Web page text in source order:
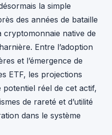
la simple
des années de bataille
cryptomonnaie native de
Entre l’adoption
et l’émergence de
ETF, les projections
réel de cet actif,
de rareté et d’utilité
dans le système